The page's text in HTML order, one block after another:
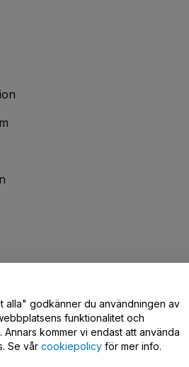
oss
alla" godkänner du användningen av
funktionalitet och
kommer vi endast att använda
Se vår cookiepolicy för mer info.